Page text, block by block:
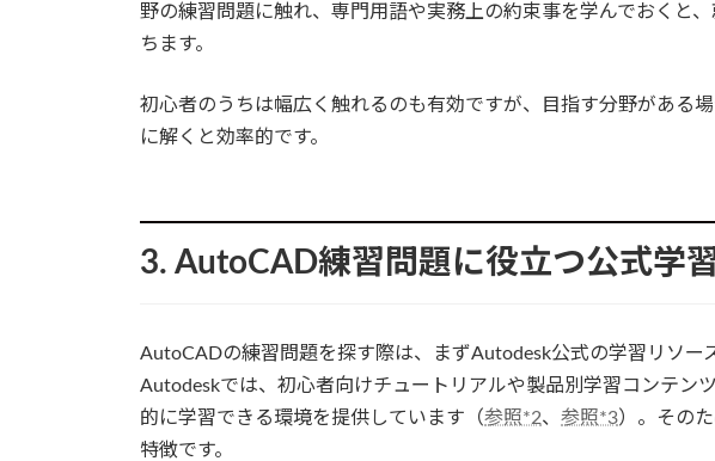
野の練習問題に触れ、専門用語や実務上の約束事を学んでおくと
ちます。
初心者のうちは幅広く触れるのも有効ですが、目指す分野がある
に解くと効率的です。
3. AutoCAD練習問題に役立つ公式学
AutoCADの練習問題を探す際は、まずAutodesk公式の学習リソー
Autodeskでは、初心者向けチュートリアルや製品別学習コンテン
的に学習できる環境を提供しています（参照*2、 参照*3）。その
特徴です。